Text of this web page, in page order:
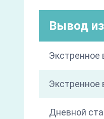
Вывод
Экстренное
Экстренное
Дневной